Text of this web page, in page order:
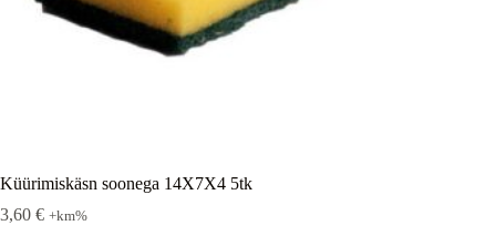
Küürimiskäsn soonega 14X7X4 5tk
3,60 € +km%